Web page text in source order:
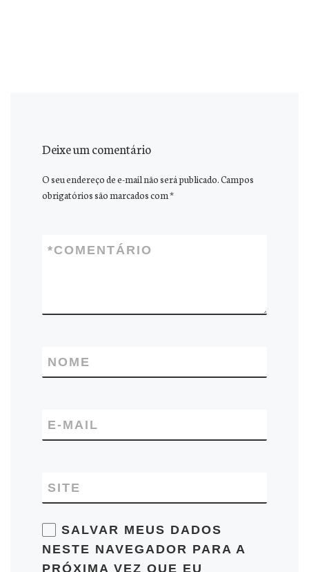
Deixe um comentário
O seu endereço de e-mail não será publicado.Campos
obrigatórios são marcados com*
COMENTÁRIO
*
NOME
E-MAIL
SITE
SALVAR MEUS DADOS
NESTE NAVEGADOR PARA A
PRÓXIMA VEZ QUE EU